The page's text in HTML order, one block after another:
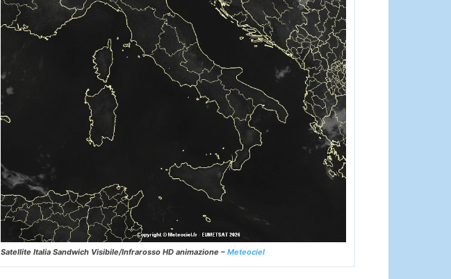
Satellite Italia Sandwich Visibile/Infrarosso HD animazione – Meteociel